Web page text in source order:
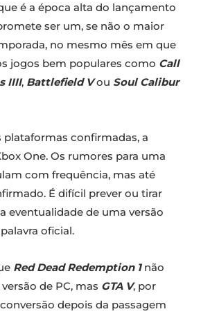
é a época alta do lançamento
ser um, se não o maior
no mesmo mês em que
jogos bem populares como Call
IIII, Battlefield V ou Soul Calibur
plataformas confirmadas, a
One. Os rumores para uma
com frequência, mas até
É difícil prever ou tirar
eventualidade de uma versão
oficial.
Red Dead Redemption 1 não
de PC, mas GTA V, por
depois da passagem